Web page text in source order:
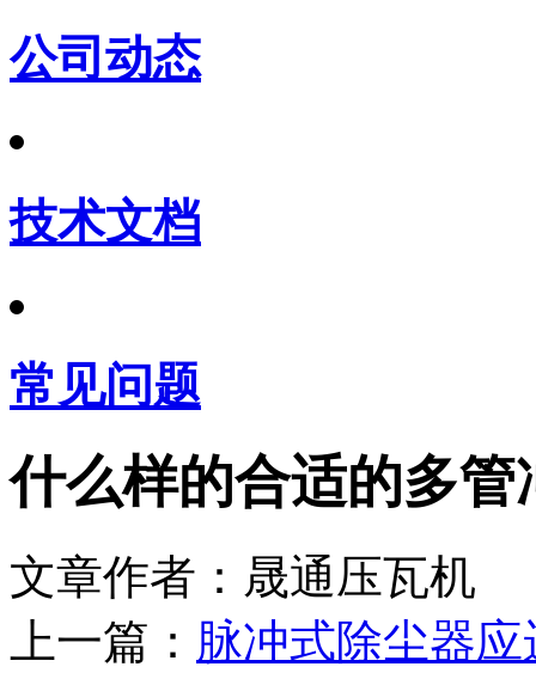
公司动态
技术文档
常见问题
什么样的合适的多
文章作者：晟通压瓦
上一篇： 脉冲式除尘器